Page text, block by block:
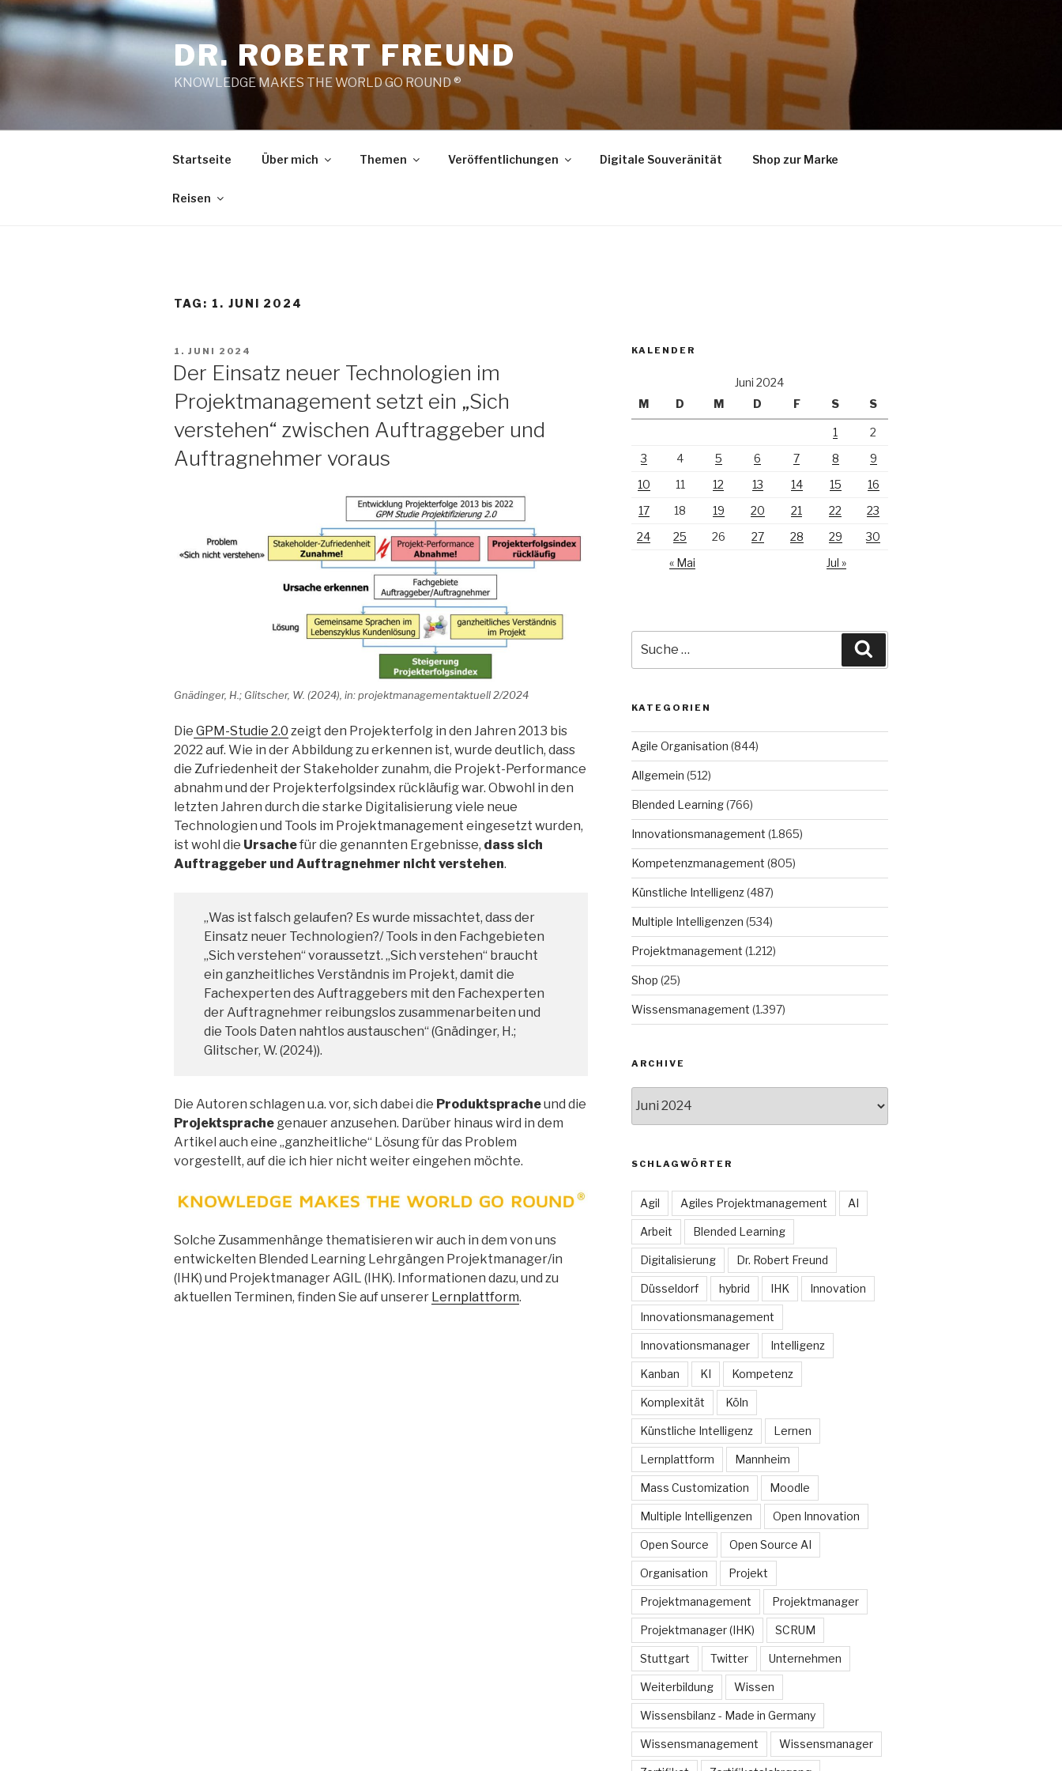
Zum
Inhalt
springen
DR. ROBERT FREUND
KNOWLEDGE MAKES THE WORLD GO ROUND ®
Startseite Über mich Themen Veröffentlichungen Digitale Souveränität Shop zur Marke
Reisen
TAG: 1. JUNI 2024
VERÖFFENTLICHT
1. JUNI 2024
Der Einsatz neuer Technologien im
Projektmanagement setzt ein „Sich
verstehen“ zwischen Auftraggeber und
Auftragnehmer voraus
Gnädinger, H.; Glitscher, W. (2024), in: projektmanagementaktuell 2/2024
Die GPM-Studie 2.0 zeigt den Projekterfolg in den Jahren 2013 bis
2022 auf. Wie in der Abbildung zu erkennen ist, wurde deutlich, dass
die Zufriedenheit der Stakeholder zunahm, die Projekt-Performance
abnahm und der Projekterfolgsindex rückläufig war. Obwohl in den
letzten Jahren durch die starke Digitalisierung viele neue
Technologien und Tools im Projektmanagement eingesetzt wurden,
ist wohl die Ursachefür die genannten Ergebnisse, dass sich
Auftraggeber und Auftragnehmer nicht verstehen.
„Was ist falsch gelaufen? Es wurde missachtet, dass der
Einsatz neuer Technologien?/ Tools in den Fachgebieten
„Sich verstehen“ voraussetzt. „Sich verstehen“ braucht
ein ganzheitliches Verständnis im Projekt, damit die
Fachexperten des Auftraggebers mit den Fachexperten
der Auftragnehmer reibungslos zusammenarbeiten und
die Tools Daten nahtlos austauschen“ (Gnädinger, H.;
Glitscher, W. (2024)).
Die Autoren schlagen u.a. vor, sich dabei die Produktspracheund die
Projektsprache genauer anzusehen. Darüber hinaus wird in dem
Artikel auch eine „ganzheitliche“ Lösung für das Problem
vorgestellt, auf die ich hier nicht weiter eingehen möchte.
Solche Zusammenhänge thematisieren wir auch in dem von uns
entwickelten Blended Learning Lehrgängen Projektmanager/in
(IHK) und Projektmanager AGIL (IHK). Informationen dazu, und zu
aktuellen Terminen, finden Sie auf unserer Lernplattform.
KALENDER
Juni 2024
M
D M D F S S
1
2
3
4 5 6 7 8
9
10
11 12 13 14 15
16
17
18 19 20 21 22
23
24
25 26 27 28 29
30
« Mai
Jul »
nach:
KATEGORIEN
Agile Organisation (844)
Allgemein (512)
Blended Learning(766)
Innovationsmanagement (1.865)
Kompetenzmanagement (805)
Künstliche Intelligenz(487)
Multiple Intelligenzen (534)
Projektmanagement (1.212)
Shop (25)
Wissensmanagement (1.397)
ARCHIVE
SCHLAGWÖRTER
Agil Agiles Projektmanagement AI
Arbeit Blended Learning
Digitalisierung Dr. Robert Freund
Düsseldorf hybrid IHK Innovation
Innovationsmanagement
Innovationsmanager Intelligenz
Kanban KI Kompetenz
Komplexität Köln
Künstliche Intelligenz Lernen
Lernplattform Mannheim
Mass Customization Moodle
Multiple Intelligenzen Open Innovation
Open Source Open Source AI
Organisation Projekt
Projektmanagement Projektmanager
Projektmanager (IHK) SCRUM
Stuttgart Twitter Unternehmen
Weiterbildung Wissen
Wissensbilanz - Made in Germany
Wissensmanagement Wissensmanager